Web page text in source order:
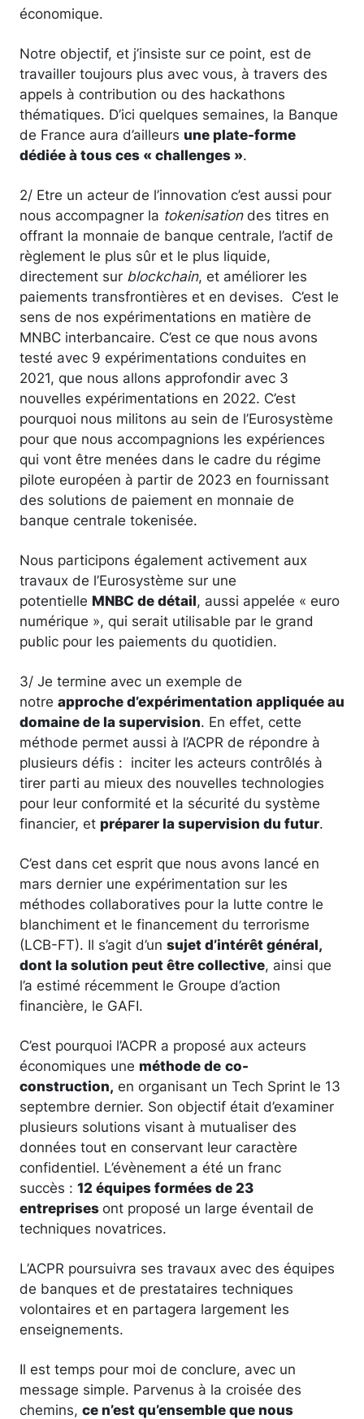
économique.
Notre objectif, et j’insiste sur ce point, est de
travailler toujours plus avec vous, à travers des
appels à contribution ou des hackathons
thématiques. D’ici quelques semaines, la Banque
de France aura d’ailleurs une plate-forme
dédiée à tous ces « challenges ».
2/ Etre un acteur de l’innovation c’est aussi pour
nous accompagner la tokenisationdes titres en
offrant la monnaie de banque centrale, l’actif de
règlement le plus sûr et le plus liquide,
directement sur blockchain, et améliorer les
paiements transfrontières et en devises. C’est le
sens de nos expérimentations en matière de
MNBC interbancaire. C’est ce que nous avons
testé avec 9 expérimentations conduites en
2021, que nous allons approfondir avec 3
nouvelles expérimentations en 2022. C’est
pourquoi nous militons au sein de l’Eurosystème
pour que nous accompagnions les expériences
qui vont être menées dans le cadre du régime
pilote européen à partir de 2023 en fournissant
des solutions de paiement en monnaie de
banque centrale tokenisée.
Nous participons également activement aux
travaux de l’Eurosystème sur une
potentielle MNBC de détail, aussi appelée « euro
numérique », qui serait utilisable par le grand
public pour les paiements du quotidien.
3/ Je termine avec un exemple de
notre approche d’expérimentation appliquée au
domaine de la supervision. En effet, cette
méthode permet aussi à l’ACPR de répondre à
plusieurs défis : inciter les acteurs contrôlés à
tirer parti au mieux des nouvelles technologies
pour leur conformité et la sécurité du système
financier, et préparer la supervision du futur.
C’est dans cet esprit que nous avons lancé en
mars dernier une expérimentation sur les
méthodes collaboratives pour la lutte contre le
blanchiment et le financement du terrorisme
(LCB-FT). Il s’agit d’un sujet d’intérêt général,
dont la solution peut être collective, ainsi que
l’a estimé récemment le Groupe d’action
financière, le GAFI.
C’est pourquoi l’ACPR a proposé aux acteurs
économiques une méthode de co-
construction, en organisant un Tech Sprint le 13
septembre dernier. Son objectif était d’examiner
plusieurs solutions visant à mutualiser des
données tout en conservant leur caractère
confidentiel. L’évènement a été un franc
succès : 12 équipes formées de 23
entreprises ont proposé un large éventail de
techniques novatrices.
L’ACPR poursuivra ses travaux avec des équipes
de banques et de prestataires techniques
volontaires et en partagera largement les
enseignements.
Il est temps pour moi de conclure, avec un
message simple. Parvenus à la croisée des
chemins, ce n’est qu’ensemble que nous